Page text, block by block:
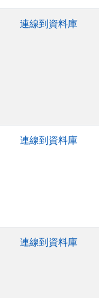
連線到資料庫
連線到資料庫
連線到資料庫